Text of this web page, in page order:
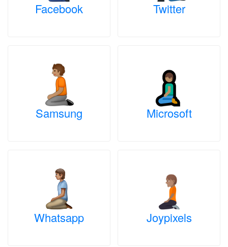
Facebook Twitter
Samsung Microsoft
Whatsapp Joypixels